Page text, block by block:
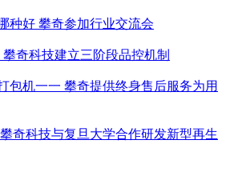
种好 攀奇参加行业交流会
奇科技建立三阶段品控机制
包机一一 攀奇提供终身售后服务为用
奇科技与复旦大学合作研发新型再生